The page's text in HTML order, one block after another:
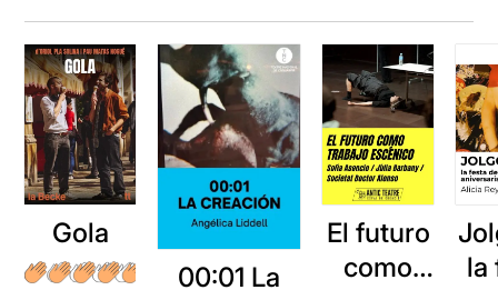
Gola
00:01 La
El futuro
como
la